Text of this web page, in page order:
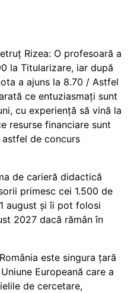
Rizea: O profesoară a
la Titularizare, iar după
a ajuns la 8.70 / Astfel
ce entuziasmați sunt
cu experiență să vină la
resurse financiare sunt
de concurs
de carieră didactică
primesc cei 1.500 de
august și îi pot folosi
2027 dacă rămân în
este singura țară
Europeană care a
de cercetare,